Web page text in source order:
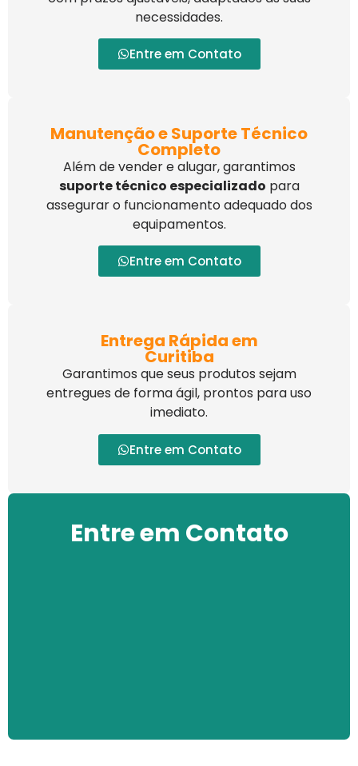
necessidades.
Entre em Contato
Manutenção e Suporte Técnico
Completo
Além de vender e alugar, garantimos
suporte técnico especializado para
assegurar o funcionamento adequado dos
equipamentos.
Entre em Contato
Entrega Rápida em
Curitiba
Garantimos que seus produtos sejam
entregues de forma ágil, prontos para uso
imediato.
Entre em Contato
Entre em Contato